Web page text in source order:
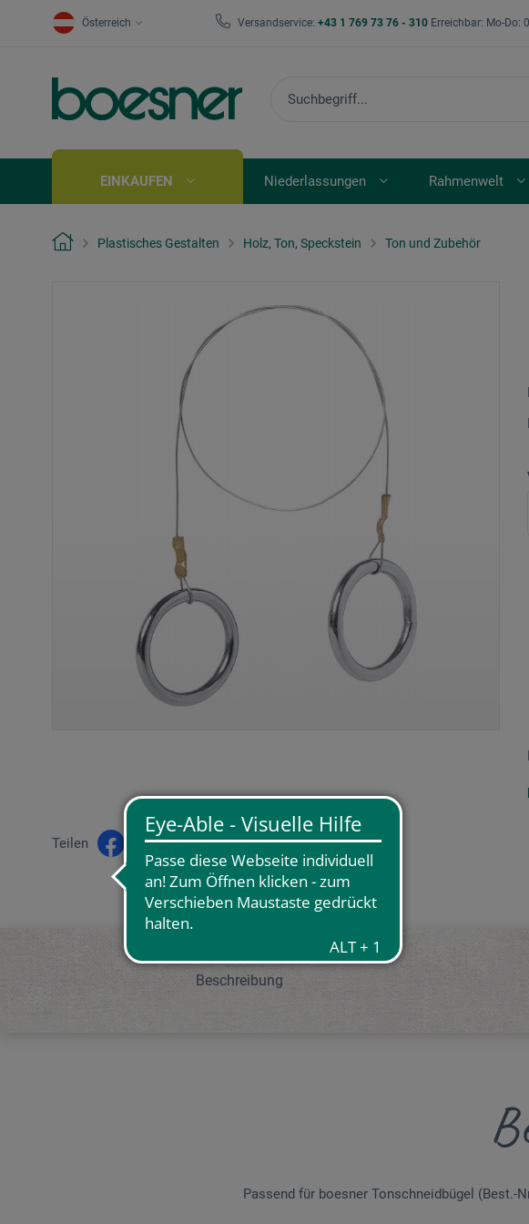
Österreich Versandservice: +43 1 769 73 76 - 310 Erreichbar: Mo-Do:
EINKAUFEN Niederlassungen Rahmenwelt
Plastisches Gestalten Holz, Ton, Speckstein Ton und Zubehör
Teilen
Beschreibung
Passend für boesner Tonschneidbügel (Best.-